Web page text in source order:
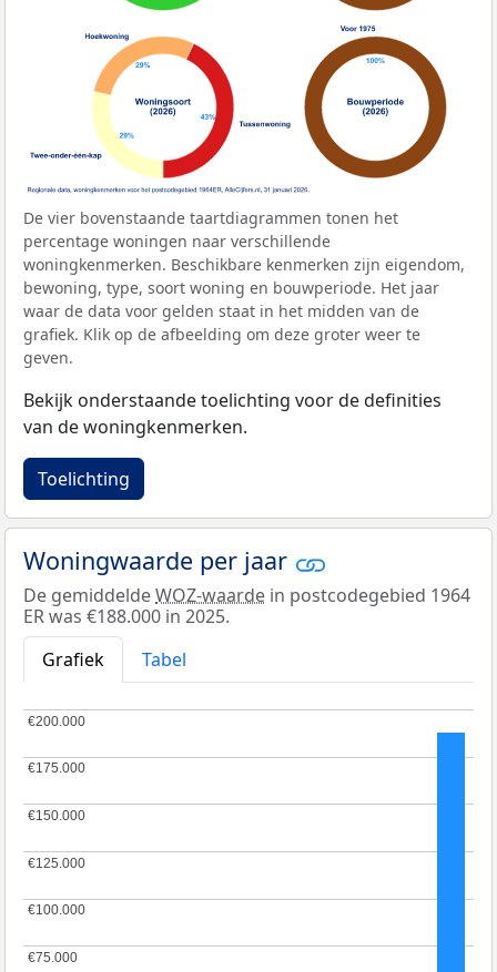
De vier bovenstaande taartdiagrammen tonen het
percentage woningen naar verschillende
woningkenmerken. Beschikbare kenmerken zijn eigendom,
bewoning, type, soort woning en bouwperiode. Het jaar
waar de data voor gelden staat in het midden van de
grafiek. Klik op de afbeelding om deze groter weer te
geven.
Bekijk onderstaande toelichting voor de definities
van de woningkenmerken.
Toelichting
Woningwaarde per jaar
De gemiddeldeWOZ-waarde in postcodegebied 1964
ER was €188.000 in 2025.
Grafiek
Tabel
€75.000
€75.000
€100.000
€100.000
€125.000
€125.000
€150.000
€150.000
€175.000
€175.000
€200.000
€200.000